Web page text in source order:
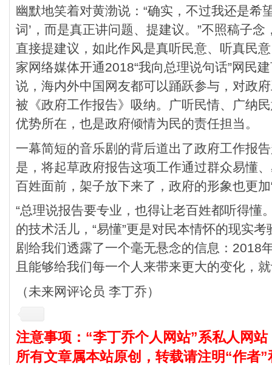
幽默地笑着对黄渤说：“确实，不过我还是希
词’，而是真正讲问题、提建议。”不照稿子
直接提建议，如此作风是真听民意、听真民
家网络媒体开通2018“我向总理说句话”网民
说，海内外中国网友都可以踊跃参与，对政
被《政府工作报告》吸纳。广听民情、广纳
优势所在，也是政府倾情为民的责任担当。
一幕简短的音乐剧的背后道出了政府工作报
是，将起草政府报告这项工作通过群众易懂
百姓面前，架子放下来了，政府的形象也更加
“总理说报告要专业，也得让老百姓都听得懂
的技术活儿，“易懂”更是对民本情怀的现实考
剧给我们透露了一个毫无悬念的信息：2018
且能够给我们每一个人来带来更大的变化，
（未来网评论员 李丁乔）
注意事项：“李丁乔个人网站”系私人网
所有文章属本站原创，转载请注明“作者